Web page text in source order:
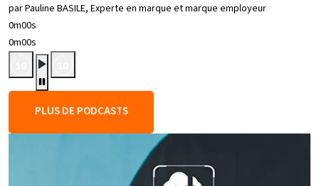
par Pauline BASILE, Experte en marque et marque employeur
0m00s
0m00s
PLUS DE PODCASTS